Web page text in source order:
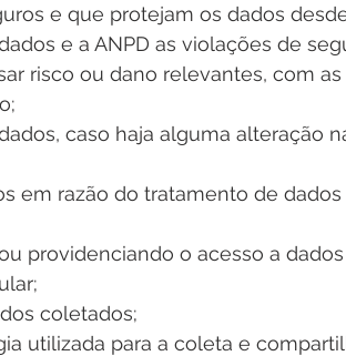
e que protejam os dados
e a ANPD as violações de
risco ou dano relevantes, com
caso haja alguma alteração
em razão do tratamento de dados
providenciando o acesso a
coletados;
utilizada para a coleta e